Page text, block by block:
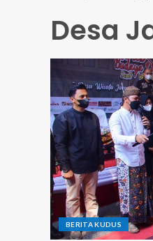
Desa
BERITA KUDUS